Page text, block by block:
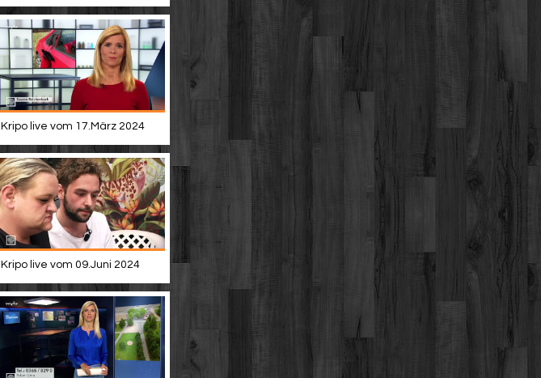
Kripo live vom 17.März 2024
Kripo live vom 09.Juni 2024